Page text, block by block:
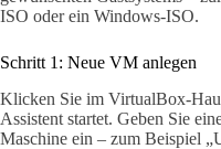
ISO oder ein Windows-ISO.
Schritt 1: Neue VM anlegen
Klicken Sie im VirtualBox-
Assistent startet. Geben Sie
Maschine ein – zum Beispiel